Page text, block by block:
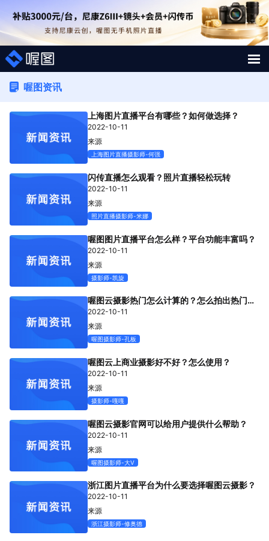
解决方案
照片案例
图片直播系统
AI行业大模型
喔图Skill
影像人才
专题微站
关于我们
立即预约HOT
喔图资讯
上海图片直播平台有哪些？如何做选择？
2022-10-11
来源
上海图片直播摄影师-何强
闪传直播怎么观看？照片直播轻松玩转
2022-10-11
来源
照片直播摄影师-米娜
喔图图片直播平台怎么样？平台功能丰富吗？
2022-10-11
来源
摄影师-凯旋
喔图云摄影热门怎么计算的？怎么拍出热门照
片？
2022-10-11
来源
喔图摄影师-孔板
喔图云上商业摄影好不好？怎么使用？
2022-10-11
来源
摄影师-嘎嘎
喔图云摄影官网可以给用户提供什么帮助？
2022-10-11
来源
喔图摄影师-大V
浙江图片直播平台为什么要选择喔图云摄影？
2022-10-11
来源
浙江摄影师-修奥德